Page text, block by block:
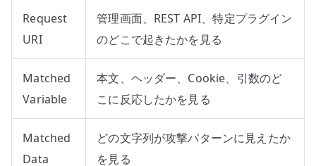
Request
URI
管理画面、REST API、特定プラグイン
のどこで起きたかを見る
Matched
Variable
本文、ヘッダー、Cookie、引数のど
こに反応したかを見る
Matched
Data
どの文字列が攻撃パターンに見えたか
を見る